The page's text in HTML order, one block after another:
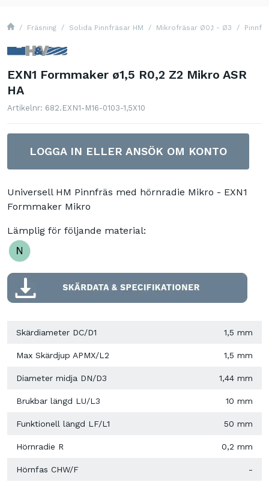
Fräsning Solida Pinnfräsar HM Mikrofräsar Ø0,1 - Ø3
EXN1 Formmaker ø1,5 R0,2 Z2 Mikro ASR
HA
Artikelnr: 682.EXN1-M16-0103-1,5X10
LOGGA IN ELLER ANSÖK OM KONTO
Universell HM Pinnfräs med hörnradie Mikro - EXN1
Formmaker Mikro
Lämplig för följande material:
Skärdiameter DC/D1 1,5 mm
Max Skärdjup APMX/L2 1,5 mm
Diameter midja DN/D3 1,44 mm
Brukbar längd LU/L3 10 mm
Funktionell längd LF/L1 50 mm
Hörnradie R 0,2 mm
Hörnfas CHW/F -